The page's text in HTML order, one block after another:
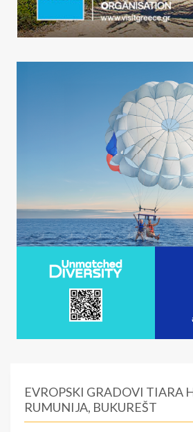
EVROPSKI GRADOVI TIARA
RUMUNIJA, BUKUREŠT